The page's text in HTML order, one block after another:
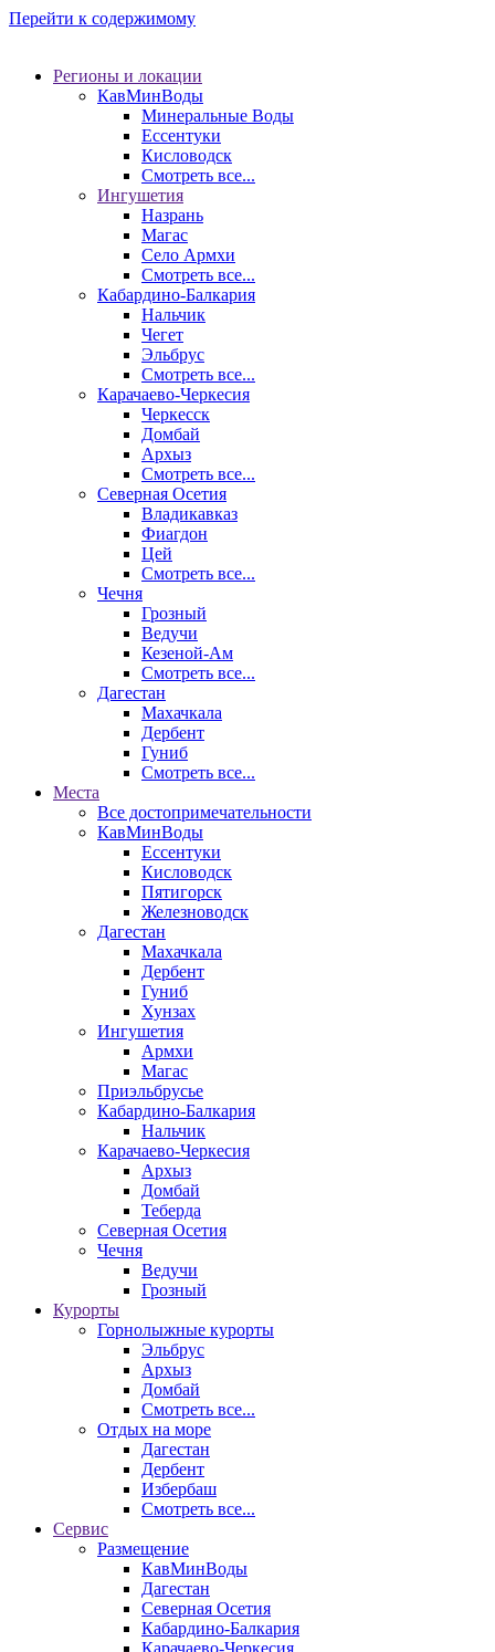
Перейти к содержимому
Регионы и локации
КавМинВоды
Минеральные Воды
Ессентуки
Кисловодск
Смотреть все...
Ингушетия
Назрань
Магас
Село Армхи
Смотреть все...
Кабардино-Балкария
Нальчик
Чегет
Эльбрус
Смотреть все...
Карачаево-Черкесия
Черкесск
Домбай
Архыз
Смотреть все...
Северная Осетия
Владикавказ
Фиагдон
Цей
Смотреть все...
Чечня
Грозный
Ведучи
Кезеной-Ам
Смотреть все...
Дагестан
Махачкала
Дербент
Гуниб
Смотреть все...
Места
Все достопримечательности
КавМинВоды
Ессентуки
Кисловодск
Пятигорск
Железноводск
Дагестан
Махачкала
Дербент
Гуниб
Хунзах
Ингушетия
Армхи
Магас
Приэльбрусье
Кабардино-Балкария
Нальчик
Карачаево-Черкесия
Архыз
Домбай
Теберда
Северная Осетия
Чечня
Ведучи
Грозный
Курорты
Горнолыжные курорты
Эльбрус
Архыз
Домбай
Смотреть все...
Отдых на море
Дагестан
Дербент
Избербаш
Смотреть все...
Сервис
Размещение
КавМинВоды
Дагестан
Северная Осетия
Кабардино-Балкария
Карачаево-Черкесия